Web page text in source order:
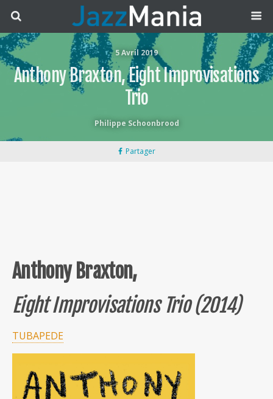
5 Avril 2019
Anthony Braxton, Eight Improvisations
Trio
Philippe Schoonbrood
Partager
Anthony Braxton,
Eight Improvisations Trio (2014)
TUBAPEDE